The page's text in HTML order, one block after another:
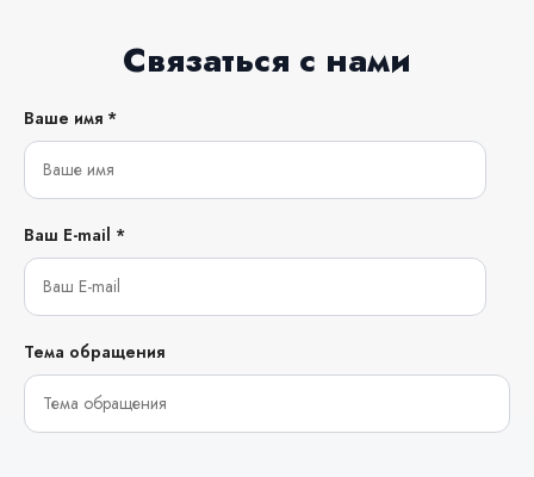
Связаться с нами
Ваше имя *
Ваш E-mail *
Тема обращения